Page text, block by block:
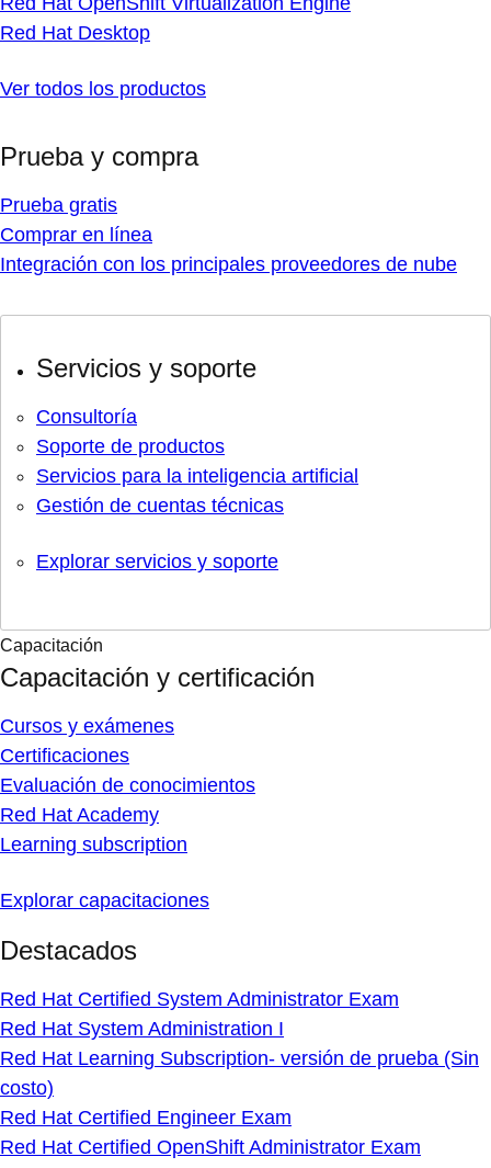
Red Hat Desktop
Ver todos los productos
Prueba y compra
Prueba gratis
Comprar en línea
Integración con los principales proveedores de nube
Servicios y soporte
Consultoría
Soporte de productos
Servicios para la inteligencia artificial
Gestión de cuentas técnicas
Explorar servicios y soporte
Capacitación
Capacitación y certificación
Cursos y exámenes
Certificaciones
Evaluación de conocimientos
Red Hat Academy
Learning subscription
Explorar capacitaciones
Destacados
Red Hat Certified System Administrator Exam
Red Hat System Administration I
Red Hat Learning Subscription- versión de prueba (Sin
costo)
Red Hat Certified Engineer Exam
Red Hat Certified OpenShift Administrator Exam